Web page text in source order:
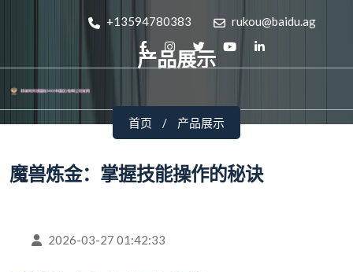
+13594780383 rukou@baidu.ag
产品展示
首页 产品展示
魔兽炼金：掌握技能操作的秘诀
2026-03-27 01:42:33